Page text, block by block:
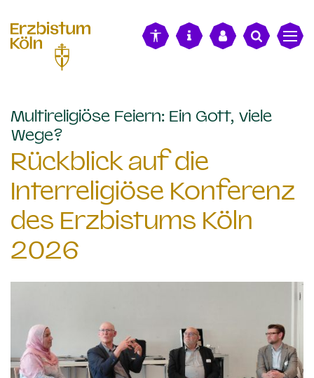
Multireligiöse Feiern: Ein Gott, viele
Wege?
Rückblick auf die
Interreligiöse Konferenz
des Erzbistums Köln
2026